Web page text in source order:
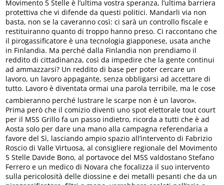
Movimento 5 Stelle è l’ultima vostra speranza, l’ultima barriera
protettiva che vi difende da questi politici. Mandarli via non
basta, non se la caveranno così: ci sarà un controllo fiscale e
restituiranno quanto di troppo hanno preso. Ci raccontano che
il pirogassificatore è una tecnologia giapponese, usata anche
in Finlandia. Ma perché dalla Finlandia non prendiamo il
reddito di cittadinanza, così da impedire che la gente continui
ad ammazzarsi? Un reddito di base per poter cercare un
lavoro, un lavoro appagante, senza obbligarsi ad accettare di
tutto. Lavoro è diventata ormai una parola terribile, ma le cose
cambieranno perché lustrare le scarpe non è un lavoro».
Prima però che il comizio diventi uno spot elettorale tout court
per il M5S Grillo fa un passo indietro, ricorda a tutti che è ad
Aosta solo per dare una mano alla campagna referendaria a
favore del Sì, lasciando ampio spazio all’intervento di Fabrizio
Roscio di Valle Virtuosa, al consigliere regionale del Movimento
5 Stelle Davide Bono, al portavoce del M5S valdostano Stefano
Ferrero e un medico di Novara che focalizza il suo intervento
sulla pericolosità delle diossine e dei metalli pesanti che da un